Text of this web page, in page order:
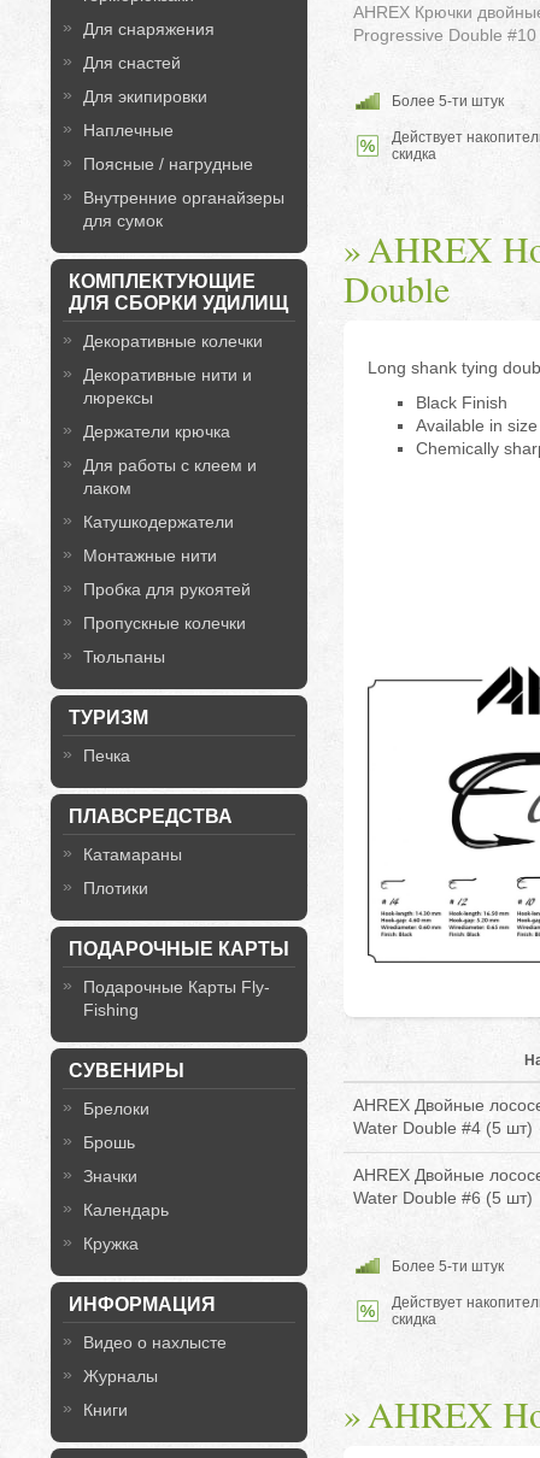
Для снаряжения
Для снастей
Для экипировки
Наплечные
Поясные / нагрудные
Внутренние органайзеры
для сумок
КОМПЛЕКТУЮЩИЕ
ДЛЯ СБОРКИ УДИЛИЩ
Декоративные колечки
Декоративные нити и
люрексы
Держатели крючка
Для работы с клеем и
лаком
Катушкодержатели
Монтажные нити
Пробка для рукоятей
Пропускные колечки
Тюльпаны
ТУРИЗМ
Печка
ПЛАВСРЕДСТВА
Катамараны
Плотики
ПОДАРОЧНЫЕ КАРТЫ
Подарочные Карты Fly-
Fishing
СУВЕНИРЫ
Брелоки
Брошь
Значки
Календарь
Кружка
ИНФОРМАЦИЯ
Видео о нахлысте
Журналы
Книги
AHREX Крючки
Progressive Double
Более 5-ти штук
Действует
скидка
AHREX
Double
Long shank tying
Black Finish
Available in
Chemically
AHREX Двойные
Water Double #4 (5 шт)
AHREX Двойные
Water Double #6 (5 шт)
Более 5-ти штук
Действует
скидка
AHREX